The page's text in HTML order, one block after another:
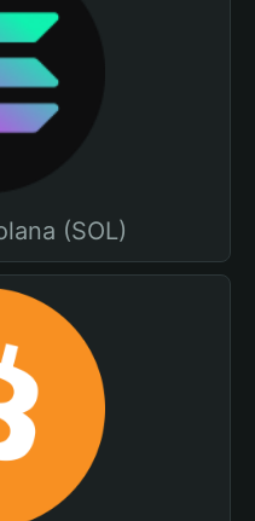
(SOL)